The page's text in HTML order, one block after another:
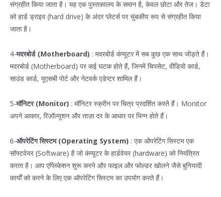
संग्रहीत किया जाता है। यह एक पुस्तकालय के समान है, केवल छोटा और तेज। डेटा
को हार्ड ड्राइव (hard drive) के अंदर प्लेटर्स पर चुंबकीय रूप से संग्रहीत किया
जाता है।
4-मदरबोर्ड (Motherboard) : मदरबोर्ड कंप्यूटर में सब कुछ एक साथ जोड़ते हैं।
मदरबोर्ड (Motherboard) पर कई घटक होते हैं, जिनमें चिपसेट, वीडियो कार्ड,
साउंड कार्ड, यूएसबी पोर्ट और नेटवर्क एडेप्टर शामिल हैं।
5-मॉनिटर (Monitor) : मॉनिटर स्क्रीन पर चित्र प्रदर्शित करते हैं। Monitor
अपने आकार, रिज़ॉल्यूशन और ताज़ा दर के आधार पर भिन्न होते हैं।
6-ऑपरेटिंग सिस्टम (Operating System) : एक ऑपरेटिंग सिस्टम एक
सॉफ्टवेयर (Software) है जो कंप्यूटर के हार्डवेयर (hardware) को नियंत्रित
करता है। आप एप्लिकेशन शुरू करने और फाइल और फोल्डर खोलने जैसे बुनियादी
कार्यों को करने के लिए एक ऑपरेटिंग सिस्टम का उपयोग करते हैं।